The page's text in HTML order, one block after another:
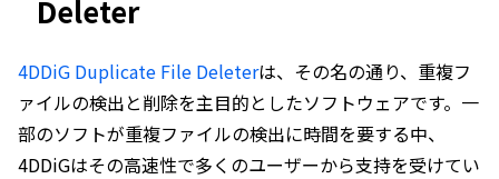
Deleter
4DDiG Duplicate File Deleterは、その名の通り、重複フ
ァイルの検出と削除を主目的としたソフトウェアです。一
部のソフトが重複ファイルの検出に時間を要する中、
4DDiGはその高速性で多くのユーザーから支持を受けてい